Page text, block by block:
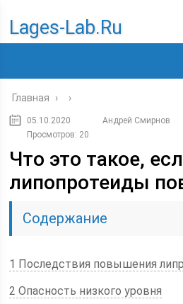
Lages-Lab.ru
Главная › ›
05.10.2020 Андрей Смирнов
Просмотров: 20
Что это такое,
липопротеиды
Содержание
1 Последствия повышения
2 Опасность низкого уровня